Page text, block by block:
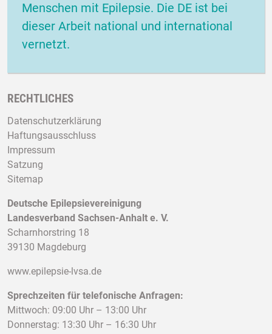
Menschen mit Epilepsie. Die DE ist bei
dieser Arbeit national und international
vernetzt.
RECHTLICHES
Datenschutzerklärung
Haftungsausschluss
Impressum
Satzung
Sitemap
Deutsche Epilepsievereinigung
Landesverband Sachsen-Anhalt e. V.
Scharnhorstring 18
39130 Magdeburg
www.epilepsie-lvsa.de
Sprechzeiten für telefonische Anfragen:
Mittwoch: 09:00 Uhr – 13:00 Uhr
Donnerstag: 13:30 Uhr – 16:30 Uhr